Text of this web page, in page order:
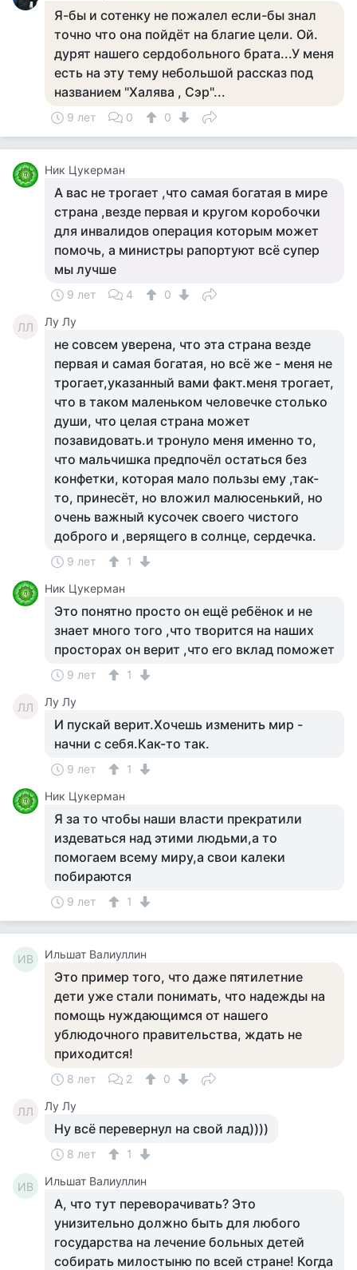
Я-бы и сотенку не пожалел если-бы знал
точно что она пойдёт на благие цели. Ой.
дурят нашего сердобольного брата...У меня
есть на эту тему небольшой рассказ под
названием "Халява , Сэр"...
9 лет 0 0
Ник Цукерман
А вас не трогает ,что самая богатая в мире
страна ,везде первая и кругом коробочки
для инвалидов операция которым может
помочь, а министры рапортуют всё супер
мы лучше
9 лет 4 0
ЛЛ Лу Лу
не совсем уверена, что эта страна везде
первая и самая богатая, но всё же - меня не
трогает,указанный вами факт.меня трогает,
что в таком маленьком человечке столько
души, что целая страна может
позавидовать.и тронуло меня именно то,
что мальчишка предпочёл остаться без
конфетки, которая мало пользы ему ,так-
то, принесёт, но вложил малюсенький, но
очень важный кусочек своего чистого
доброго и ,верящего в солнце, сердечка.
9 лет
1
Ник Цукерман
Это понятно просто он ещё ребёнок и не
знает много того ,что творится на наших
просторах он верит ,что его вклад поможет
9 лет 1
ЛЛ Лу Лу
И пускай верит.Хочешь изменить мир -
начни с себя.Как-то так.
9 лет
1
Ник Цукерман
Я за то чтобы наши власти прекратили
издеваться над этими людьми,а то
помогаем всему миру,а свои калеки
побираются
9 лет 1
ИВ Ильшат Валиуллин
Это пример того, что даже пятилетние
дети уже стали понимать, что надежды на
помощь нуждающимся от нашего
ублюдочного правительства, ждать не
приходится!
8 лет 2 0
ЛЛ Лу Лу
Ну всё перевернул на свой лад))))
8 лет 1
ИВ Ильшат Валиуллин
А, что тут переворачивать? Это
унизительно должно быть для любого
государства на лечение больных детей
собирать милостыню по всей стране! Когда